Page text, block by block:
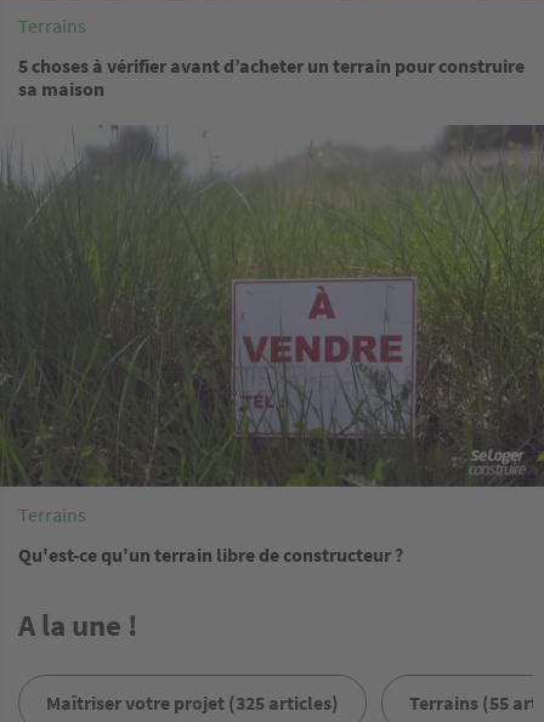
Terrains
5 choses à vérifier avant d’acheter un terrain pour construire
sa maison
Terrains
Qu'est-ce qu'un terrain libre de constructeur ?
A la une !
Maîtriser votre projet (325 articles) Terrains (55